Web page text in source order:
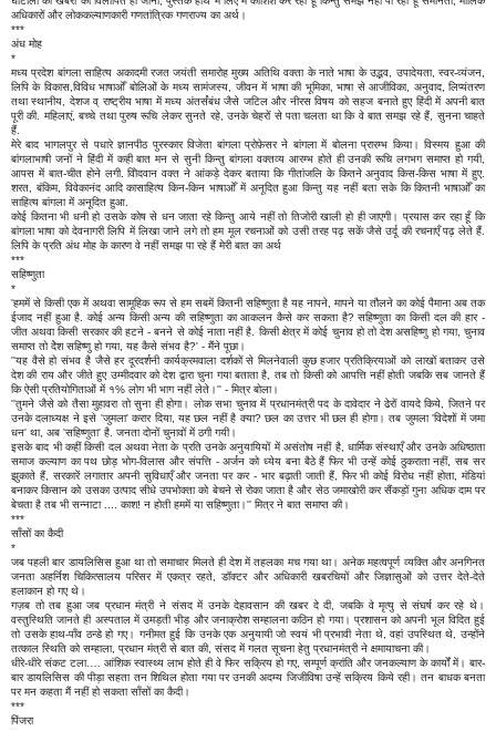
अधिकारों और लोककल्याणकारी गणतांत्रिक गणराज्य का अर्थ।
***
अंध मोह
*
मध्य प्रदेश बांगला साहित्य अकादमी रजत जयंती समारोह मुख्य अतिथि वक्ता के नाते भाषा के उद्भव, उपादेयता, स्वर-व्यंजन,
लिपि के विकास,विविध भाषाओँ बोलिओं के मध्य सामंजस्य, जीवन में भाषा की भूमिका, भाषा से आजीविका, अनुवाद, लिप्यंतरण
तथा स्थानीय, देशज व् राष्ट्रीय भाषा में मध्य अंतर्संबंध जैसे जटिल और नीरस विषय को सहज बनाते हुए हिंदी में अपनी बात
पूरी की. महिलाएं, बच्चे तथा पुरुष रूचि लेकर सुनते रहे, उनके चेहरों से पता चलता था कि वे बात समझ रहे हैं, सुनना चाहते
हैं.
मेरे बाद भागलपुर से पधारे ज्ञानपीठ पुरस्कार विजेता बांगला प्रोफ़ेसर ने बांगला में बोलना प्रारम्भ किया। विस्मय हुआ की
बांगलाभाषी जनों ने हिंदी में कही बात मन से सुनी किन्तु बांगला वक्तव्य आरम्भ होते ही उनकी रूचि लगभग समाप्त हो गयी,
आपस में बात-चीत होने लगी. वोिदवान वक्त ने आंकड़े देकर बताया कि गीतांजलि के कितने अनुवाद किस-किस भाषा में हुए.
शरत, बंकिम, विवेकानंद आदि कासाहित्य किन-किन भाषाओँ में अनूदित हुआ किन्तु यह नहीं बता सके कि कितनी भाषाओँ का
साहित्य बांगला में अनूदित हुआ.
कोई कितना भी धनी हो उसके कोष से धन जाता रहे किन्तु आये नहीं तो तिजोरी खाली हो ही जाएगी। प्रयास कर रहा हूँ कि
बांगला भाषा को देवनागरी लिपि में लिखा जाने लगे तो हम मूल रचनाओं को उसी तरह पढ़ सकें जैसे उर्दू की रचनाएँ पढ़ लेते हैं.
लिपि के प्रति अंध मोह के कारण वे नहीं समझ पा रहे हैं मेरी बात का अर्थ
***
सहिष्णुता
*
'हममें से किसी एक में अथवा सामूहिक रूप से हम सबमें कितनी सहिष्णुता है यह नापने, मापने या तौलने का कोई पैमाना अब तक
ईजाद नहीं हुआ है. कोई अन्य किसी अन्य की सहिष्णुता का आकलन कैसे कर सकता है? सहिष्णुता का किसी दल की हार -
जीत अथवा किसी सरकार की हटने - बनने से कोई नाता नहीं है. किसी क्षेत्र में कोई चुनाव हो तो देश असहिष्णु हो गया, चुनाव
समाप्त तो देेश सहिष्णु हो गया, यह कैसे संभव है?' - मैंने पूछा।
''यह वैसे हो संभव है जैसे हर दूरदर्शनी कार्यक्रमवाला दर्शकों से मिलनेवाली कुछ हजार प्रतिक्रियाओं को लाखों बताकर उसे
देश की राय और जीते हुए उम्मीदवार को देश द्वारा चुना गया बताता है, तब तो किसी को आपत्ति नहीं होती जबकि सब जानते हैं
कि ऐसी प्रतियोगिताओं में १% लोग भी भाग नहीं लेते।'' - मित्र बोला।
''तुमने जैसे को तैसा मुहावरा तो सुना ही होगा। लोक सभा चुनाव में प्रधानमंत्री पद के दावेदार ने ढेरों वायदे किये, जितने पर
उनके दलाध्यक्ष ने इसे 'जुमला' करार दिया, यह छल नहीं है क्या? छल का उत्तर भी छल ही होगा। तब जुमला 'विदेशों में जमा
धन' था, अब 'सहिष्णुता' है. जनता दोनों चुनावों में ठगी गयी।
इसके बाद भी कहीं किसी दल अथवा नेता के प्रति उनके अनुयायियों में असंतोष नहीं है, धार्मिक संस्थाएँ और उनके अधिष्ठाता
समाज कल्याण का पथ छोड़ भोग-विलास और संपत्ति - अर्जन को ध्येय बना बैठे हैं फिर भी उन्हें कोई ठुकराता नहीं, सब सर
झुकाते हैं, सरकारें लगातार अपनी सुविधाएँ और जनता पर कर - भार बढ़ाती जाती हैं, फिर भी कोई विरोध नहीं होता, मंडियां
बनाकर किसान को उसका उत्पाद सीधे उपभोक्ता को बेचने से रोका जाता है और सेठ जमाखोरी कर सैंकड़ों गुना अधिक दाम पर
बेचता है तब भी सन्नाटा .... काश! न होती हममें या सहिष्णुता।'' मित्र ने बात समाप्त की।
***
साँसों का कैदी
*
जब पहली बार डायलिसिस हुआ था तो समाचार मिलते ही देश में तहलका मच गया था। अनेक महत्वपूर्ण व्यक्ति और अनगिनत
जनता अहर्निश चिकित्सालय परिसर में एकत्र रहते, डॉक्टर और अधिकारी खबरचियों और जिज्ञासुओं को उत्तर देते-देते
हलाकान हो गए थे।
गज़ब तो तब हुआ जब प्रधान मंत्री ने संसद में उनके देहावसान की खबर दे दी, जबकि वे मृत्यु से संघर्ष कर रहे थे।
वस्तुस्थिति जानते ही अस्पताल में उमड़ती भीड़ और जनाक्रोश सम्हालना कठिन हो गया। प्रशासन को अपनी भूल विदित हुई
तो उसके हाथ-पाँव ठन्डे हो गए। गनीमत हुई कि उनके एक अनुयायी जो स्वयं भी प्रभावी नेता थे, वहां उपस्थित थे, उन्होंने
तत्काल स्थिति को सम्हाला, प्रधान मंत्री से बात की, संसद में गलत सूचना हेतु प्रधानमंत्री ने क्षमायाचना की।
धीरे-धीरे संकट टला.… आंशिक स्वास्थ्य लाभ होते ही वे फिर सक्रिय हो गए, सम्पूर्ण क्रांति और जनकल्याण के कार्यों में। बार-
बार डायलिसिस की पीड़ा सहता तन शिथिल होता गया पर उनकी अदम्य जिजीविषा उन्हें सक्रिय किये रही। तन बाधक बनता
पर मन कहता मैं नहीं हो सकता साँसों का कैदी।
***
पिंजरा